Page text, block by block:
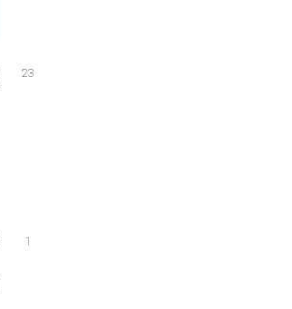
23
1